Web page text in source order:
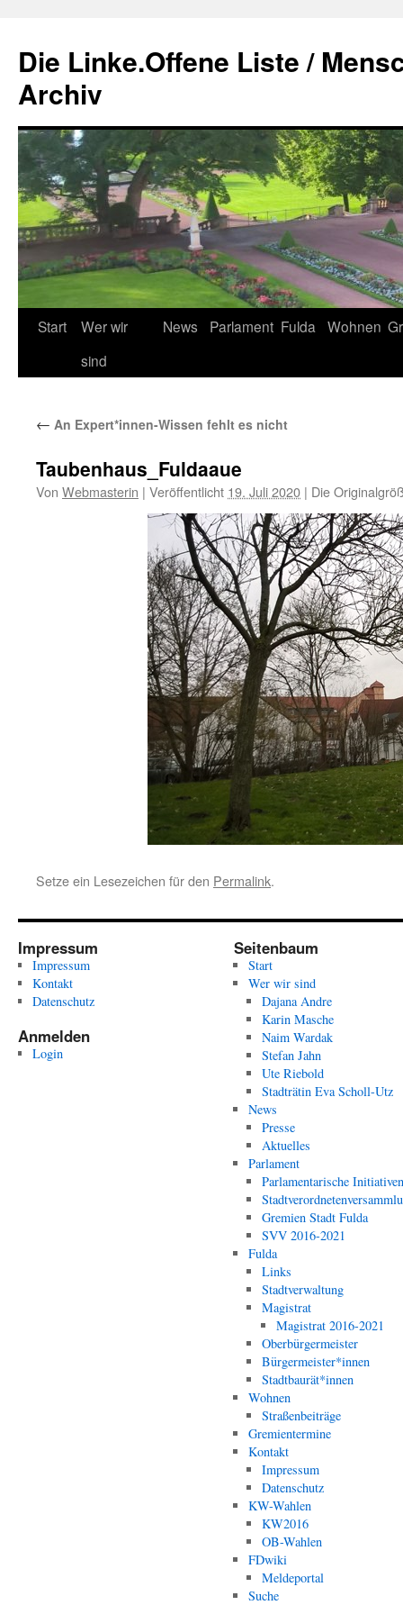
springen
Die Linke.Offene Liste /
Archiv
Start
Wer wir
sind
News Parlament Fulda Wohnen
← An Expert*innen-Wissen fehlt es nicht
Taubenhaus_Fuldaaue
Von Webmasterin | Veröffentlicht 19. Juli 2020 | Die
Setze ein Lesezeichen für den Permalink.
Impressum
Impressum
Kontakt
Datenschutz
Anmelden
Login
Seitenbaum
Start
Wer wir sind
Dajana Andre
Karin Masche
Naim Wardak
Stefan Jahn
Ute Riebold
Stadträtin Eva Scholl-Utz
News
Presse
Aktuelles
Parlament
Parlamentarische
Gremien Stadt Fulda
SVV 2016-2021
Fulda
Links
Stadtverwaltung
Magistrat
Magistrat 2016-2021
Oberbürgermeister
Bürgermeister*innen
Stadtbaurät*innen
Wohnen
Straßenbeiträge
Gremientermine
Kontakt
Impressum
Datenschutz
KW-Wahlen
KW2016
OB-Wahlen
FDwiki
Meldeportal
Suche